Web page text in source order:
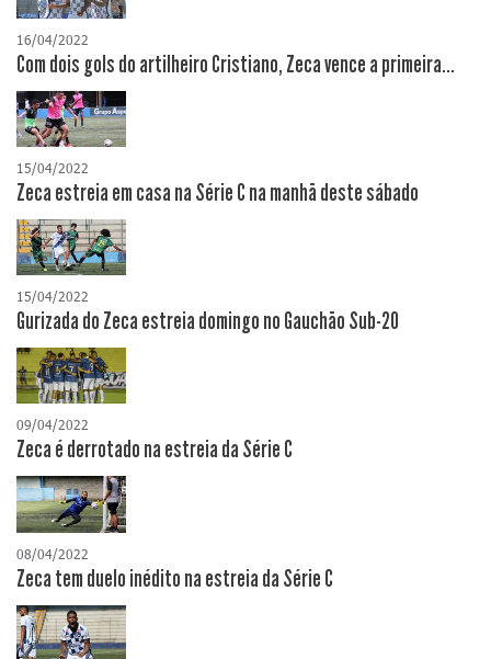
16/04/2022
Com dois gols do artilheiro Cristiano, Zeca vence a primeira...
15/04/2022
Zeca estreia em casa na Série C na manhã deste sábado
15/04/2022
Gurizada do Zeca estreia domingo no Gauchão Sub-20
09/04/2022
Zeca é derrotado na estreia da Série C
08/04/2022
Zeca tem duelo inédito na estreia da Série C